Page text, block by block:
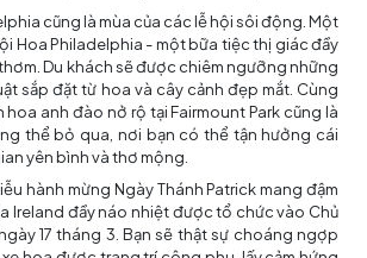
cũng là mùa của các lễ hội sôi động. Một
Hoa Philadelphia - một bữa tiệc thị giác đầy
Du khách sẽ được chiêm ngưỡng những
sắp đặt từ hoa và cây cảnh đẹp mắt. Cùng
anh đào nở rộ tại Fairmount Park cũng là
thể bỏ qua, nơi bạn có thể tận hưởng cái
yên bình và thơ mộng.
hành mừng Ngày Thánh Patrick mang đậm
Ireland đầy náo nhiệt được tổ chức vào Chủ
17 tháng 3. Bạn sẽ thật sự choáng ngợp